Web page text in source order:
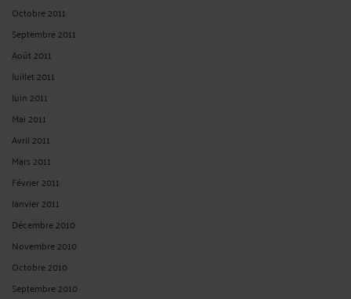
Octobre 2011
Septembre 2011
Août 2011
Juillet 2011
Juin 2011
Mai 2011
Avril 2011
Mars 2011
Février 2011
Janvier 2011
Décembre 2010
Novembre 2010
Octobre 2010
Septembre 2010